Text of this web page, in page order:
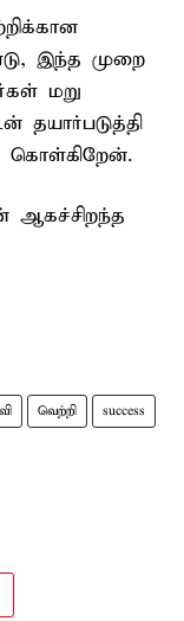
இந்த முறை
மறு
தயார்படுத்தி
கொள்கிறேன்.
ஆகச்சிறந்த
வெற்றி success